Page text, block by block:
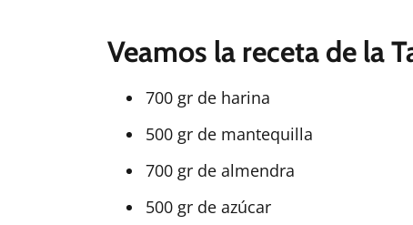
Veamos la receta de la
700 gr de harina
500 gr de mantequilla
700 gr de almendra
500 gr de azúcar